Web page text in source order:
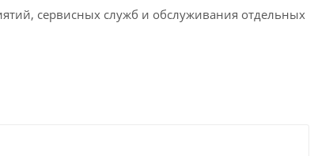
сервисных служб и обслуживания отдельных